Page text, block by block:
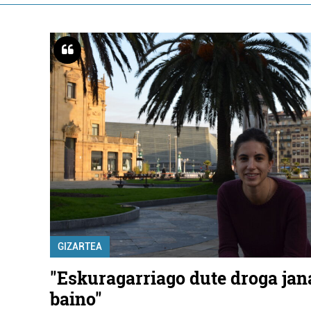
GIZARTEA
"Eskuragarriago dute droga
baino"